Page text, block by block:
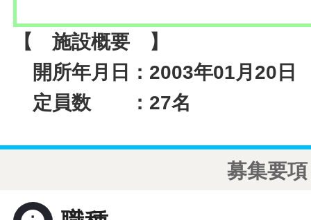
【 施設概要 】
開所年月日：2003年01月20日
定員数 ：27名
募集要項